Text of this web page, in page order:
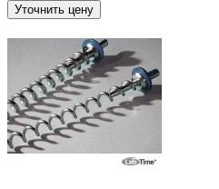
Уточнить цену